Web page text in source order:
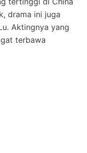
drama ini juga
Aktingnya yang
terbawa